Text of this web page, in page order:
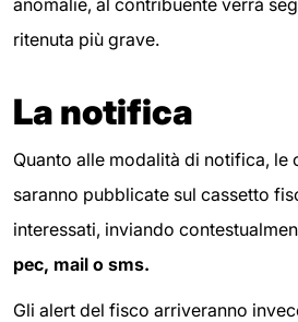
anomalie, al contribuente verrà
ritenuta più grave.
La notifica
Quanto alle modalità di notifica, le
saranno pubblicate sul cassetto
interessati, inviando
pec, mail o sms.
Gli alert del fisco arriveranno